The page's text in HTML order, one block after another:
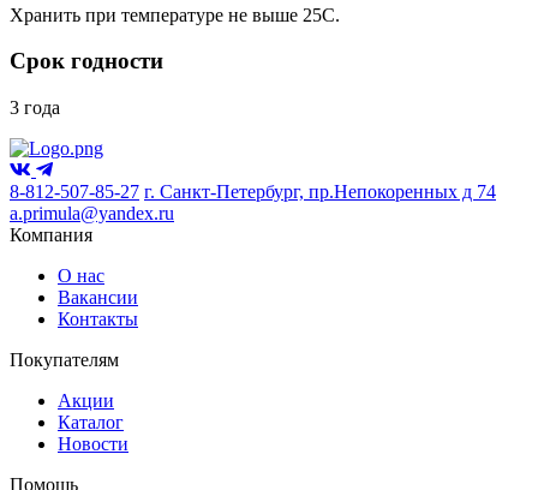
Хранить при температуре не выше 25С.
Срок годности
3 года
8-812-507-85-27 г. Санкт-Петербург, пр.Непокоренных д 74
a.primula@yandex.ru
Компания
О нас
Вакансии
Контакты
Покупателям
Акции
Каталог
Новости
Помощь